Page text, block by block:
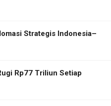
Strategis Indonesia–
Rp77 Triliun Setiap